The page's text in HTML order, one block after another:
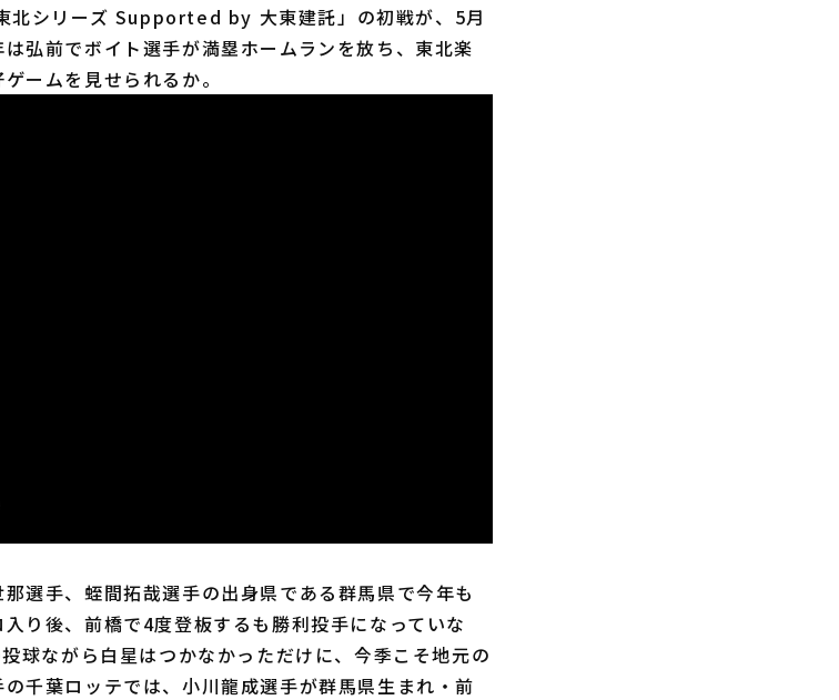
北シリーズ Supported by 大東建託」の初戦が、5月
弘前でボイト選手が満塁ホームランを放ち、東北楽
ームを見せられるか。
選手、蛭間拓哉選手の出身県である群馬県で今年も
り後、前橋で4度登板するも勝利投手になっていな
球ながら白星はつかなかっただけに、今季こそ地元の
千葉ロッテでは、小川龍成選手が群馬県生まれ・前